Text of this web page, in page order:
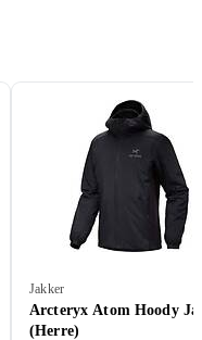
Jakker
Arcteryx Atom Hoody
(Herre)